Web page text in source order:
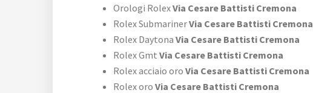
Orologi RolexVia Cesare Battisti Cremona
Rolex SubmarinerVia Cesare Battisti Cremona
Rolex Daytona Via Cesare Battisti Cremona
Rolex Gmt Via Cesare Battisti Cremona
Rolex acciaio oro Via Cesare Battisti Cremona
Rolex oro Via Cesare Battisti Cremona